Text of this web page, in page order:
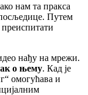
нам та пракса
Путем
нађу на мрежи.
о њему. Кад је
омогућава и